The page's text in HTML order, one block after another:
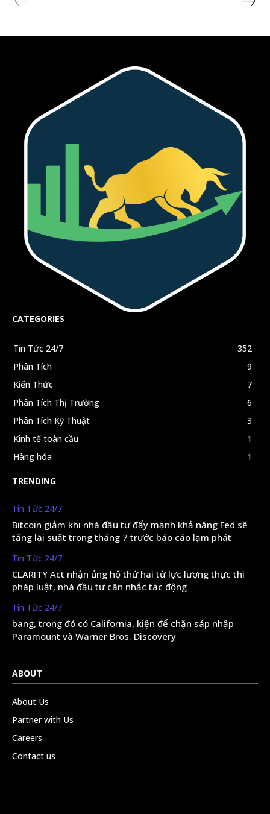
CATEGORIES
Tin Tức 24/7
352
Phân Tích
9
Kiến Thức
7
Phân Tích Thị Trường
6
Phân Tích Kỹ Thuật
3
Kinh tế toàn cầu
1
Hàng hóa
1
TRENDING
Tin Tức 24/7
Bitcoin giảm khi nhà đầu tư đẩy mạnh khả năng Fed sẽ
tăng lãi suất trong tháng 7 trước báo cáo lạm phát
Tin Tức 24/7
CLARITY Act nhận ủng hộ thứ hai từ lực lượng thực thi
pháp luật, nhà đầu tư cân nhắc tác động
Tin Tức 24/7
bang, trong đó có California, kiện để chặn sáp nhập
Paramount và Warner Bros. Discovery
ABOUT
About Us
Partner with Us
Careers
Contact us